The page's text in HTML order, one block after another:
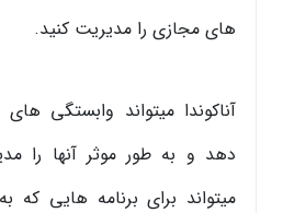
های مجازی را مدیریت کنید.
آناکوندا میتواند وابستگی
دهد و به طور موثر آنها را
میتواند برای برنامه هایی که